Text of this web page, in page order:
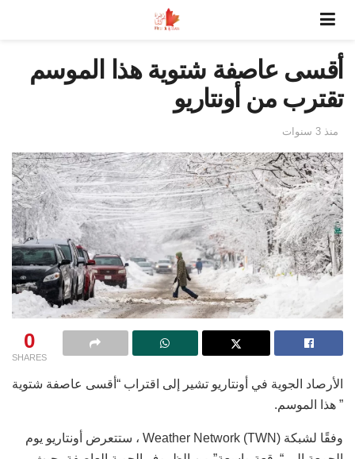
أقسى عاصفة شتوية هذا الموسم
تقترب من أونتاريو
منذ 3 سنوات
0
SHARES
الأرصاد الجوية في أونتاريو تشير إلى اقتراب “أقسى عاصفة شتوية
” هذا الموسم.
وفقًا لشبكة Weather Network (TWN) ، ستتعرض أونتاريو يوم